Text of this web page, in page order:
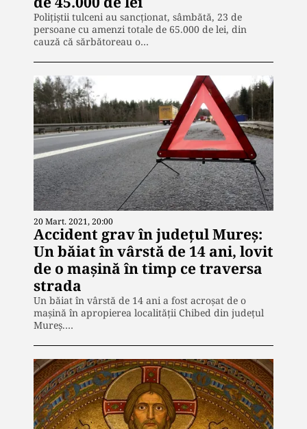
Poliţiştii tulceni au sancţionat, sâmbătă, 23 de
persoane cu amenzi totale de 65.000 de lei, din
cauză că sărbătoreau o…
20 Mart. 2021, 20:00
Accident grav în județul Mureș:
Un băiat în vârstă de 14 ani, lovit
de o mașină în timp ce traversa
strada
Un băiat în vârstă de 14 ani a fost acroșat de o
mașină în apropierea localității Chibed din județul
Mureș.…